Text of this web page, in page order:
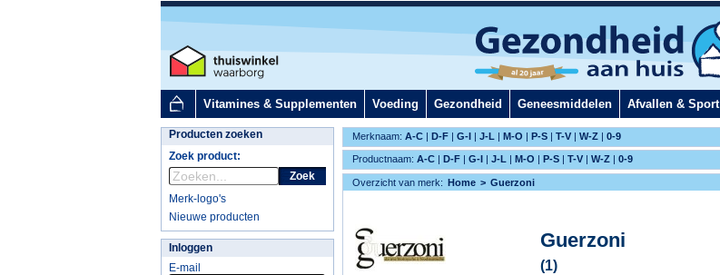
Vitamines & Supplementen Voeding Gezondheid Geneesmiddelen Afvallen & Sport
Merknaam: A-C | D-F | G-I | J-L | M-O | P-S | T-V | W-Z | 0-9
Productnaam: A-C | D-F | G-I | J-L | M-O | P-S | T-V | W-Z | 0-9
Producten zoeken
Zoek product:
Zoek
Merk-logo's
Nieuwe producten
Inloggen
E-mail
Overzicht van merk: Home Guerzoni
Guerzoni
(1)